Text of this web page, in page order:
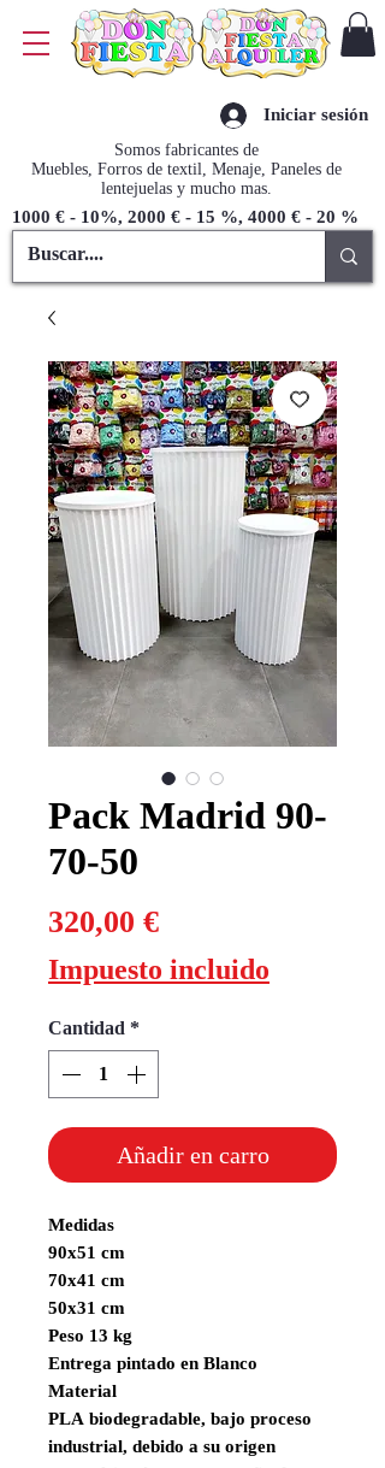
Somos fabricantes de
Muebles, Forros de textil, Menaje, Paneles de
lentejuelas y mucho mas.
1000 € - 10%, 2000 € - 15 %, 4000 € - 20 %
Iniciar sesión
Pack Madrid 90-
70-50
320,00 €Precio
Impuesto incluido
Cantidad *
Añadir en carro
Medidas
90x51 cm
70x41 cm
50x31 cm
Peso 13 kg
Entrega pintado en Blanco
Material
PLA biodegradable, bajo proceso
industrial, debido a su origen